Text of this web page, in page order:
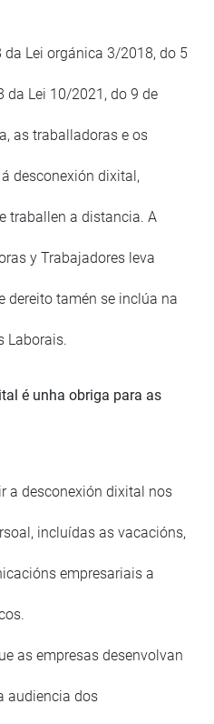
Lei orgánica 3/2018, do 5
da Lei 10/2021, do 9 de
as traballadoras e os
desconexión dixital,
traballen a distancia. A
y Trabajadores leva
dereito tamén se inclúa na
Laborais.
é unha obriga para as
a desconexión dixital nos
incluídas as vacacións,
empresariais a
as empresas desenvolvan
audiencia dos